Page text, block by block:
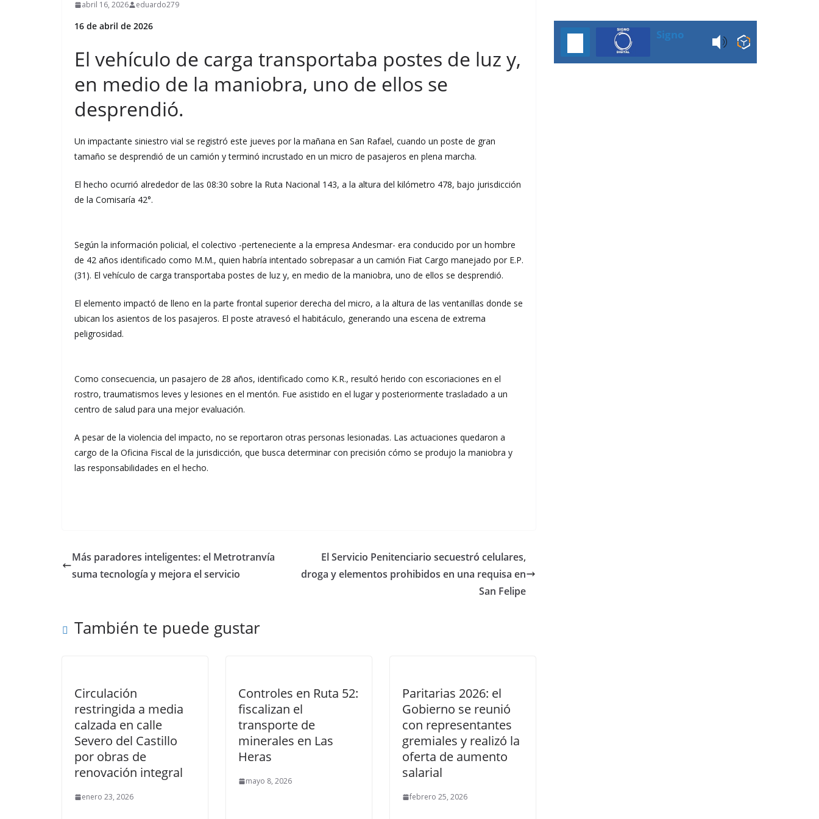
abril 16, 2026 eduardo279
16 de abril de 2026
El vehículo de carga transportaba postes de luz y,
en medio de la maniobra, uno de ellos se
desprendió.
Un impactante siniestro vial se registró este jueves por la mañana en San Rafael, cuando un poste de gran
tamaño se desprendió de un camión y terminó incrustado en un micro de pasajeros en plena marcha.
El hecho ocurrió alrededor de las 08:30 sobre la Ruta Nacional 143, a la altura del kilómetro 478, bajo jurisdicción
de la Comisaría 42°.
Según la información policial, el colectivo -perteneciente a la empresa Andesmar- era conducido por un hombre
de 42 años identificado como M.M., quien habría intentado sobrepasar a un camión Fiat Cargo manejado por E.P.
(31). El vehículo de carga transportaba postes de luz y, en medio de la maniobra, uno de ellos se desprendió.
El elemento impactó de lleno en la parte frontal superior derecha del micro, a la altura de las ventanillas donde se
ubican los asientos de los pasajeros. El poste atravesó el habitáculo, generando una escena de extrema
peligrosidad.
Como consecuencia, un pasajero de 28 años, identificado como K.R., resultó herido con escoriaciones en el
rostro, traumatismos leves y lesiones en el mentón. Fue asistido en el lugar y posteriormente trasladado a un
centro de salud para una mejor evaluación.
A pesar de la violencia del impacto, no se reportaron otras personas lesionadas. Las actuaciones quedaron a
cargo de la Oficina Fiscal de la jurisdicción, que busca determinar con precisión cómo se produjo la maniobra y
las responsabilidades en el hecho.
Más paradores inteligentes: el Metrotranvía
suma tecnología y mejora el servicio
El Servicio Penitenciario secuestró celulares,
droga y elementos prohibidos en una requisa en
San Felipe
También te puede gustar
Circulación
restringida a media
calzada en calle
Severo del Castillo
por obras de
renovación integral
enero 23, 2026
Controles en Ruta 52:
fiscalizan el
transporte de
minerales en Las
Heras
mayo 8, 2026
Paritarias 2026: el
Gobierno se reunió
con representantes
gremiales y realizó la
oferta de aumento
salarial
febrero 25, 2026
Signo